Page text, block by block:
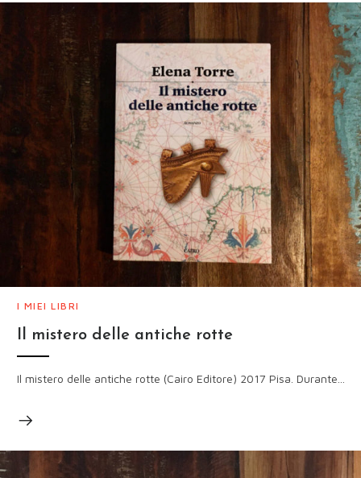
I MIEI LIBRI
Il mistero delle antiche rotte
Il mistero delle antiche rotte (Cairo Editore) 2017 Pisa. Durante...